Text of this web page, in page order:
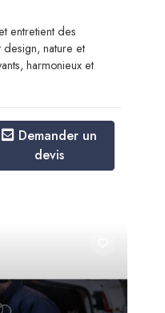
entretient des
design, nature et
harmonieux et
Demander un
devis